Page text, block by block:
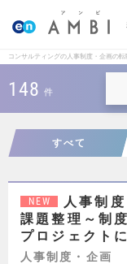
コンサルティングの人事制度・企画の転
148 件
すべて
NEW
人事制
課題整理～制
プロジェクト
人事制度・企画